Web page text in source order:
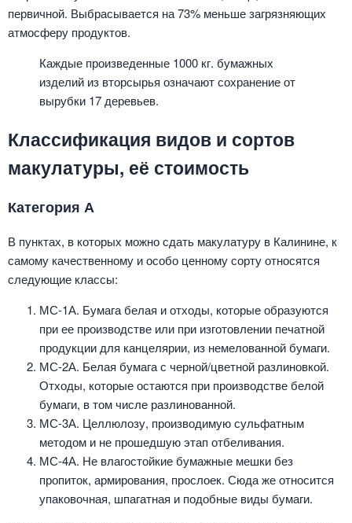
первичной. Выбрасывается на 73% меньше загрязняющих
атмосферу продуктов.
Каждые произведенные 1000 кг. бумажных
изделий из вторсырья означают сохранение от
вырубки 17 деревьев.
Классификация видов и сортов
макулатуры, её стоимость
Категория А
В пунктах, в которых можно сдать макулатуру в Калинине, к
самому качественному и особо ценному сорту относятся
следующие классы:
МС-1А. Бумага белая и отходы, которые образуются
при ее производстве или при изготовлении печатной
продукции для канцелярии, из немелованной бумаги.
МС-2А. Белая бумага с черной/цветной разлиновкой.
Отходы, которые остаются при производстве белой
бумаги, в том числе разлинованной.
МС-3А. Целлюлозу, производимую сульфатным
методом и не прошедшую этап отбеливания.
МС-4А. Не влагостойкие бумажные мешки без
пропиток, армирования, прослоек. Сюда же относится
упаковочная, шпагатная и подобные виды бумаги.